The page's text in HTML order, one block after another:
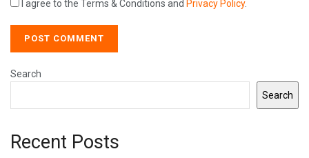
I agree to the Terms & Conditions and Privacy Policy.
Search
Search
Recent Posts